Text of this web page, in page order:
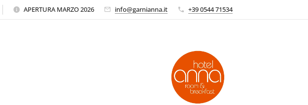
APERTURA MARZO 2026 info@garnianna.it +39 0544 71534